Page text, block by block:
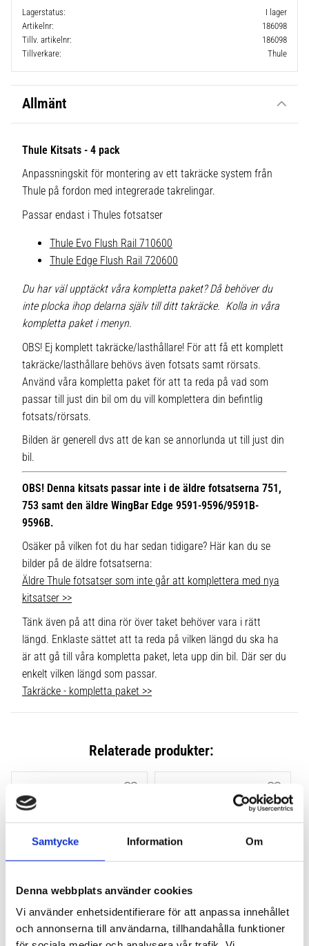
Samtycke Information Om
Denna webbplats använder cookies
Vi använder enhetsidentifierare för att anpassa innehållet
och annonserna till användarna, tillhandahålla funktioner
Lagerstatus
I lager
Artikelnr
186098
Tillv. artikelnr
186098
Tillverkare
Thule
Allmänt
Thule Kitsats - 4 pack
Anpassningskit för montering av ett takräcke system från
Thule på fordon med integrerade takrelingar.
Passar endast i Thules fotsatser
Thule Evo Flush Rail 710600
Thule Edge Flush Rail 720600
Du har väl upptäckt våra kompletta paket? Då behöver du
inte plocka ihop delarna själv till ditt takräcke. Kolla in våra
kompletta paket i menyn.
OBS! Ej komplett takräcke/lasthållare! För att få ett komplett
takräcke/lasthållare behövs även fotsats samt rörsats.
Använd våra kompletta paket för att ta reda på vad som
passar till just din bil om du vill komplettera din befintlig
fotsats/rörsats.
Bilden är generell dvs att de kan se annorlunda ut till just din
bil.
OBS! Denna kitsats passar inte i de äldre fotsatserna 751,
753 samt den äldre WingBar Edge 9591-9596/9591B-
9596B.
Osäker på vilken fot du har sedan tidigare? Här kan du se
bilder på de äldre fotsatserna:
Äldre Thule fotsatser som inte går att komplettera med nya
kitsatser >>
Tänk även på att dina rör över taket behöver vara i rätt
längd. Enklaste sättet att ta reda på vilken längd du ska ha
är att gå till våra kompletta paket, leta upp din bil. Där ser du
enkelt vilken längd som passar.
Takräcke - kompletta paket >>
Relaterade produkter:
THULE FLUSH RAIL EVO
4-PACK 710600
THULE FLUSH RAIL
EDGE FOTSATS 4-PACK
Lägg